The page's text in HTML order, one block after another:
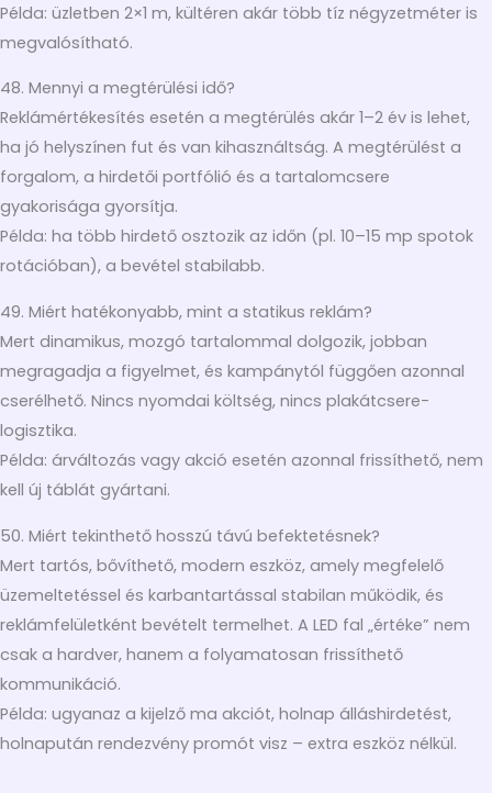
Példa: üzletben 2×1 m, kültéren akár több tíz négyzetméter is
megvalósítható.
48. Mennyi a megtérülési idő?
Reklámértékesítés esetén a megtérülés akár 1–2 év is lehet,
ha jó helyszínen fut és van kihasználtság. A megtérülést a
forgalom, a hirdetői portfólió és a tartalomcsere
gyakorisága gyorsítja.
Példa: ha több hirdető osztozik az időn (pl. 10–15 mp spotok
rotációban), a bevétel stabilabb.
49. Miért hatékonyabb, mint a statikus reklám?
Mert dinamikus, mozgó tartalommal dolgozik, jobban
megragadja a figyelmet, és kampánytól függően azonnal
cserélhető. Nincs nyomdai költség, nincs plakátcsere-
logisztika.
Példa: árváltozás vagy akció esetén azonnal frissíthető, nem
kell új táblát gyártani.
50. Miért tekinthető hosszú távú befektetésnek?
Mert tartós, bővíthető, modern eszköz, amely megfelelő
üzemeltetéssel és karbantartással stabilan működik, és
reklámfelületként bevételt termelhet. A LED fal „értéke” nem
csak a hardver, hanem a folyamatosan frissíthető
kommunikáció.
Példa: ugyanaz a kijelző ma akciót, holnap álláshirdetést,
holnapután rendezvény promót visz – extra eszköz nélkül.